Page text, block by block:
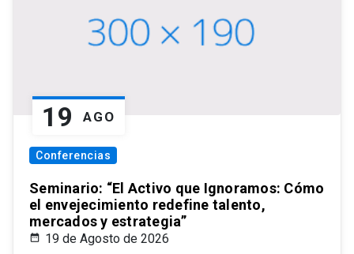
19 AGO
Conferencias
Seminario: “El Activo que Ignoramos: Cómo
el envejecimiento redefine talento,
mercados y estrategia”
19 de Agosto de 2026